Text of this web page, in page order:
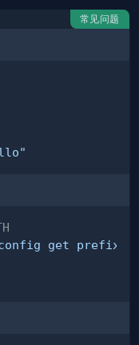
常见问题
config get prefix)/